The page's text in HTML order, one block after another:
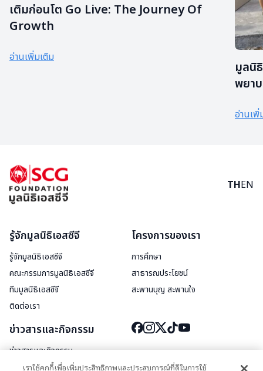
เติมก่อนโต Go Live: The Journey Of
Growth
อ่านเพิ่มเติม
มูลนิ
พยา
อ่านเพิ่
THEN
รู้จักมูลนิธิเอสซีจี
รู้จักมูลนิธิเอสซีจี
คณะกรรมการมูลนิธิเอสซีจี
ทีมมูลนิธิเอสซีจี
ติดต่อเรา
โครงการของเรา
การศึกษา
สาธารณประโยชน์
สะพานบุญ สะพานใจ
ข่าวสารและกิจกรรม
ข่าวสารและกิจกรรม
สื่อประชาสัมพันธ์
เราใช้คุกกี้เพื่อเพิ่มประสิทธิภาพและประสบการณ์ที่ดีในการใช้